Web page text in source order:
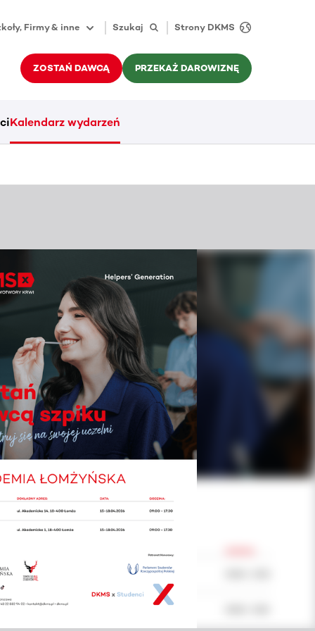
Firmy & inne Szukaj Strony DKMS
ZOSTAŃ DAWCĄ PRZEKAŻ DAROWIZNĘ
Kalendarz wydarzeń